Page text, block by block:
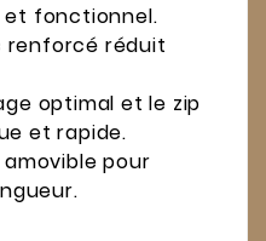
et fonctionnel.
renforcé réduit
optimal et le zip
et rapide.
pour